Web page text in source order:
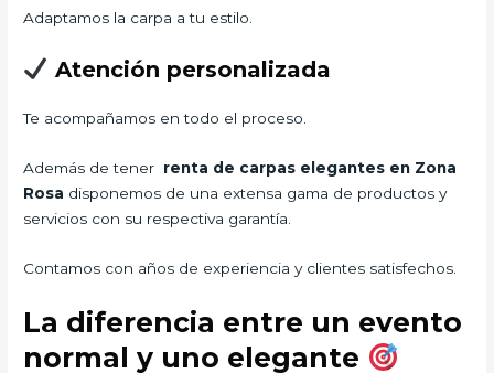
Adaptamos la carpa a tu estilo.
Atención personalizada
Te acompañamos en todo el proceso.
Además de tener renta de carpas elegantes en Zona
Rosa disponemos de una extensa gama de productos y
servicios con su respectiva garantía.
Contamos con años de experiencia y clientes satisfechos.
La diferencia entre un evento
normal y uno elegante